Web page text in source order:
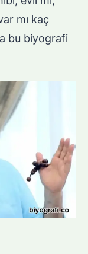
mı kaç
bu biyografi